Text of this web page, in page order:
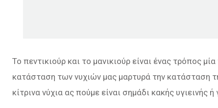
Το πεντικιούρ και το μανικιούρ είναι ένας τρόπος
κατάσταση των νυχιών μας μαρτυρά την κατάσταση
κίτρινα νύχια ας πούμε είναι σημάδι κακής υγιεινής